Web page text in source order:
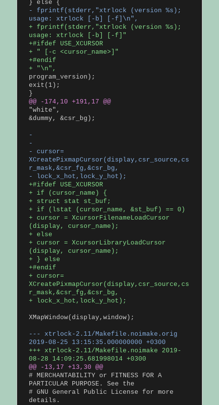
- fprintf(stderr,"xtrlock (version %s);
usage: xtrlock [-b] [-f]\n",
+ fprintf(stderr,"xtrlock (version %s);
usage: xtrlock [-b] [-f]"
+#ifdef USE_XCURSOR
+ " [-c <cursor_name>]"
+#endif
+ "\n",
program_version);
exit(1);
@@ -174,10 +191,17 @@
"white",
&dummy, &csr_bg);
-
-
- cursor=
XCreatePixmapCursor(display,csr_source,cs
r_mask,&csr_fg,&csr_bg,
- lock_x_hot,lock_y_hot);
+#ifdef USE_XCURSOR
+ if (cursor_name) {
+ struct stat st_buf;
+ if (lstat (cursor_name, &st_buf) == 0)
+ cursor = XcursorFilenameLoadCursor
(display, cursor_name);
+ else
+ cursor = XcursorLibraryLoadCursor
(display, cursor_name);
+ } else
+#endif
+ cursor=
XCreatePixmapCursor(display,csr_source,cs
r_mask,&csr_fg,&csr_bg,
+ lock_x_hot,lock_y_hot);
XMapWindow(display,window);
--- xtrlock-2.11/Makefile.noimake.orig
2019-08-25 13:15:35.000000000 +0300
+++ xtrlock-2.11/Makefile.noimake 2019-
08-28 14:09:25.681998014 +0300
@@ -13,17 +13,30 @@
# MERCHANTABILITY or FITNESS FOR A
PARTICULAR PURPOSE. See the
# GNU General Public License for more
details.